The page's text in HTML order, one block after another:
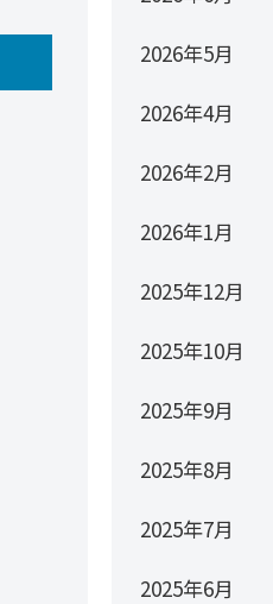
2026年5月
2026年4月
2026年2月
2026年1月
2025年12月
2025年10月
2025年9月
2025年8月
2025年7月
2025年6月